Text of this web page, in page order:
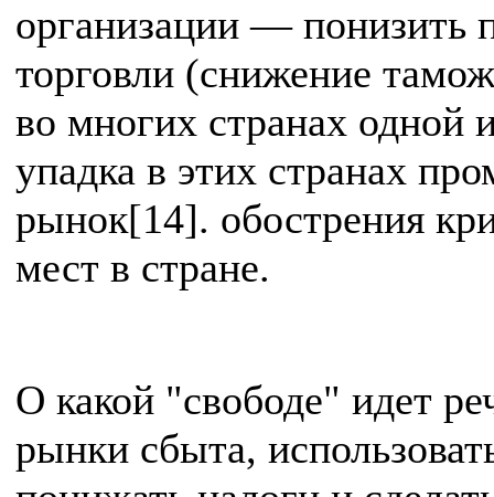
организации — понизить
торговли (снижение
во многих странах одной
упадка в этих странах
рынок[14]. обострения
мест в стране.
О какой "свободе" идет
рынки сбыта,